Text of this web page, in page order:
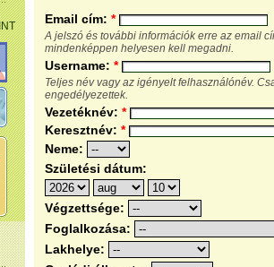
Email cím: *
A jelszó és további információk erre az email
mindenképpen helyesen kell megadni.
Username: *
Teljes név vagy az igényelt felhasználónév.
engedélyezettek.
Vezetéknév: *
Keresztnév: *
Neme:
Születési dátum:
Végzettsége:
Foglalkozása:
Lakhelye: